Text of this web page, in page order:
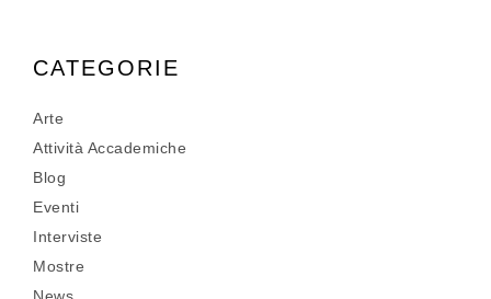
CATEGORIE
Arte
Attività Accademiche
Blog
Eventi
Interviste
Mostre
News